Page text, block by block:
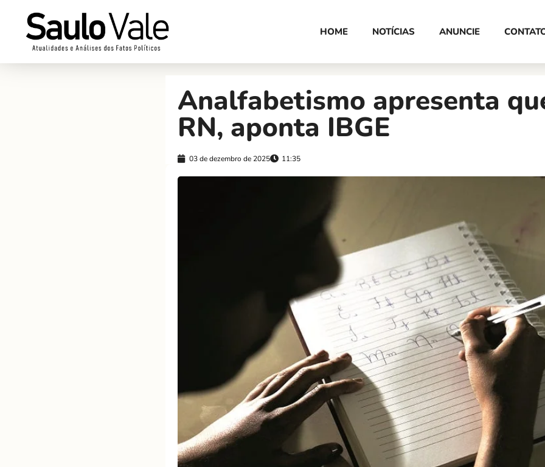
HOME NOTÍCIAS ANUNCIE
Analfabetismo apresenta
RN, aponta IBGE
03 de dezembro de 2025 11:35